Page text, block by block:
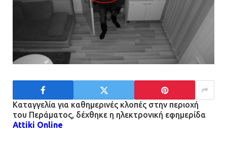
21.07.2026 | 13:44
«Φρένο» στα ηλεκτρικά πατίνια:
Τέλος η οδήγησή τους από
ανήλικους
21.07.2026 | 13:35
Τροχαίο στην Πειραιώς: ΙΧ
συγκρούστηκε με φορτηγό – Ένας
Καταγγελία για καθημερινές κλοπές στην περιοχή
του Περάματος, δέχθηκε η ηλεκτρονική εφημερίδα
Attiki Online